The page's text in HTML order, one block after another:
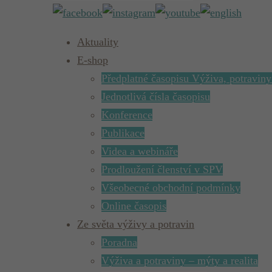
Aktuality
E-shop
Předplatné časopisu Výživa,
Jednotlivá čísla časopisu
Konference
Publikace
Videa a webináře
Prodloužení členství v SPV
Všeobecné obchodní podmínky
Online časopis
Ze světa výživy a potravin
Poradna
Výživa a potraviny – mýty a realita